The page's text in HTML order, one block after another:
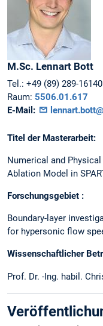
M.Sc. Lennart Bott
Tel.: +49 (89) 289-16140
Raum: 5506.01.617
E-Mail:
Titel der Masterarbeit:
Numerical and
Ablation Model in
Forschungsgebiet :
Boundary-layer
for hypersonic flow
Wissenschaftlicher
Prof. Dr. -Ing. habil.